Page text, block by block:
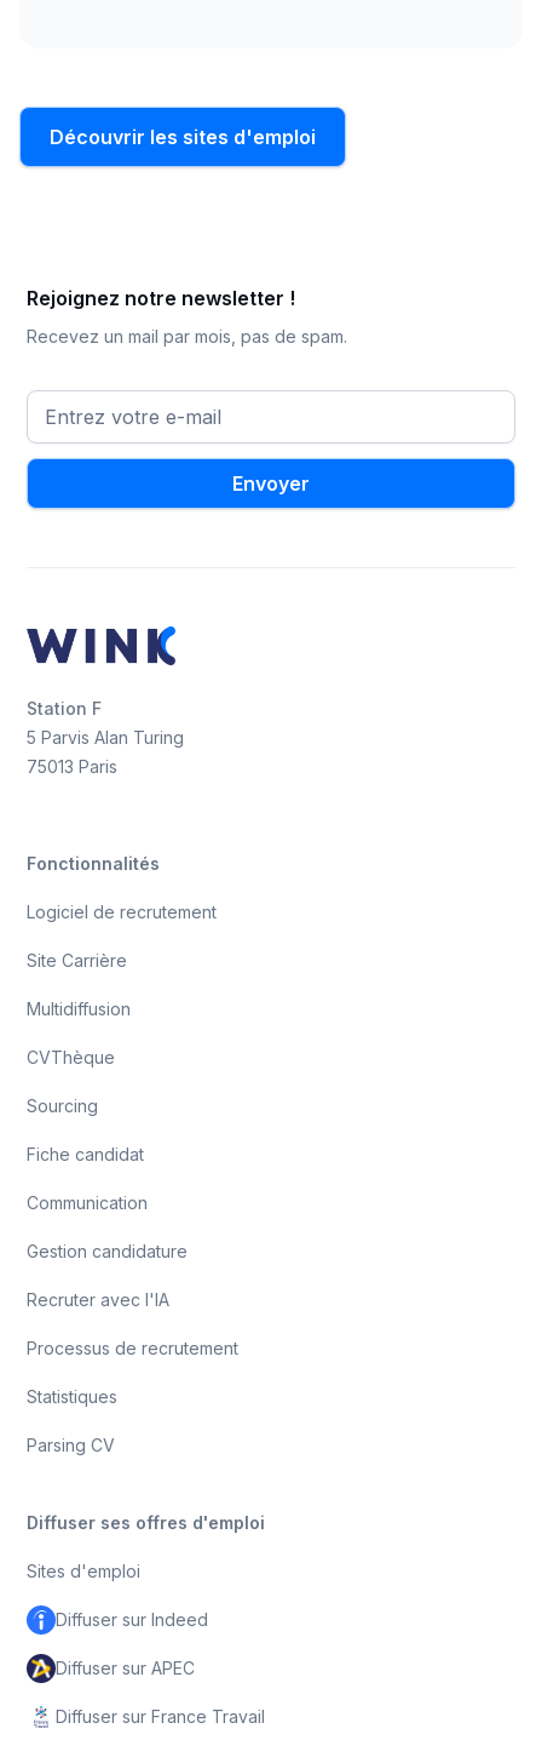
Découvrir les sites d'emploi
Rejoignez notre newsletter !
Recevez un mail par mois, pas de spam.
Station F
5 Parvis Alan Turing
75013 Paris
Fonctionnalités
Logiciel de recrutement
Site Carrière
Multidiffusion
CVThèque
Sourcing
Fiche candidat
Communication
Gestion candidature
Recruter avec l'IA
Processus de recrutement
Statistiques
Parsing CV
Diffuser ses offres d'emploi
Sites d'emploi
Diffuser sur Indeed
Diffuser sur APEC
Diffuser sur France Travail